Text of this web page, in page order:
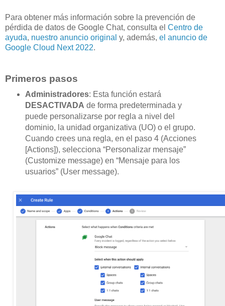
Para obtener más información sobre la prevención de
pérdida de datos de Google Chat, consulta el Centro de
ayuda, nuestro anuncio original y, además, el anuncio de
Google Cloud Next 2022.
Primeros pasos
Administradores: Esta función estará
DESACTIVADA de forma predeterminada y
puede personalizarse por regla a nivel del
dominio, la unidad organizativa (UO) o el grupo.
Cuando crees una regla, en el paso 4 (Acciones
[Actions]), selecciona “Personalizar mensaje”
(Customize message) en “Mensaje para los
usuarios” (User message).